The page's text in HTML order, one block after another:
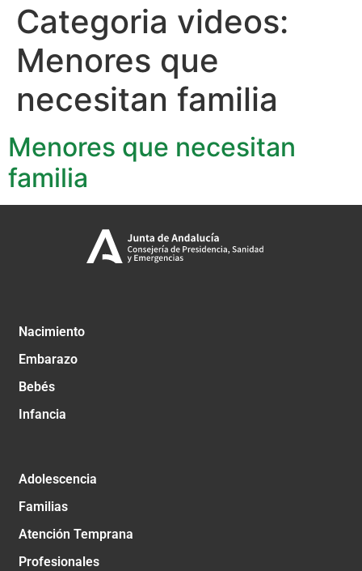
Categoria videos:
Menores que
necesitan familia
Menores que necesitan
familia
Nacimiento
Embarazo
Bebés
Infancia
Adolescencia
Familias
Atención Temprana
Profesionales